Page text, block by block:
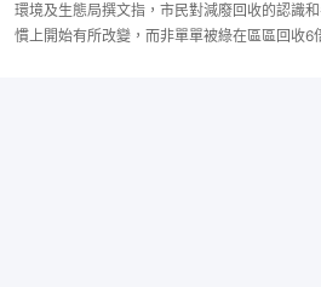
環境及生態局撰文指，市民對減廢回收的認識
慣上開始有所改變，而非單單被綠在區區回收6